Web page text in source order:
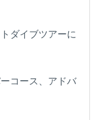
ダイブツアーに
コース、アドバ